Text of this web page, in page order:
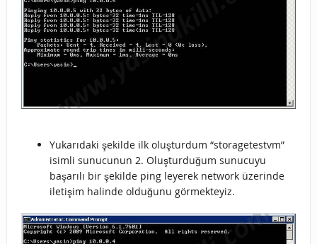
Yukarıdaki şekilde ilk oluşturdum “storagetestvm”
isimli sunucunun 2. Oluşturduğum sunucuyu
başarılı bir şekilde ping leyerek network üzerinde
iletişim halinde olduğunu görmekteyiz.